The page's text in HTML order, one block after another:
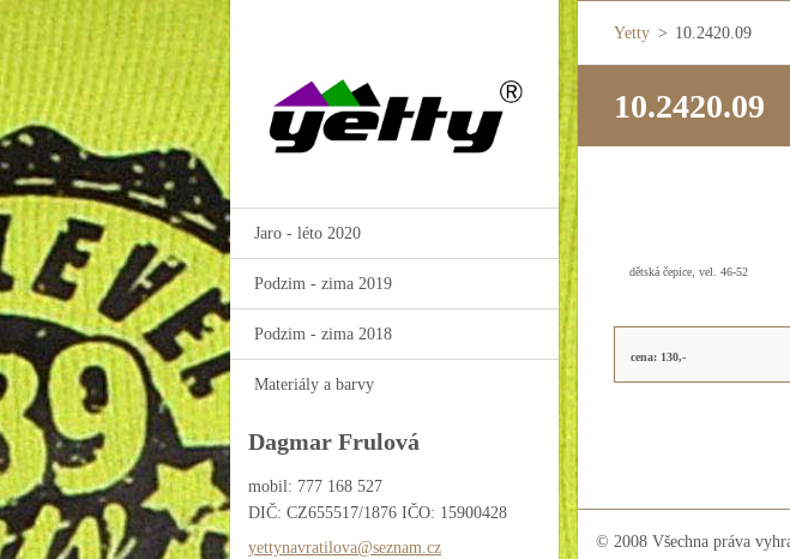
Jaro - léto 2020
Podzim - zima 2019
Podzim - zima 2018
Materiály a barvy
Dagmar Frulová
mobil: 777 168 527
DIČ: CZ655517/1876 IČO: 15900428
yettynavratilova@seznam. cz
Yetty > 10.2420.09
10.2420.09
dětská čepice, vel. 46-52
cena: 130,-
© 2008 Všechna práva